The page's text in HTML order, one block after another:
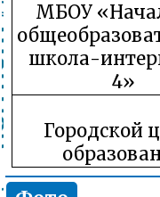
МБОУ
школа-
4»
Городской